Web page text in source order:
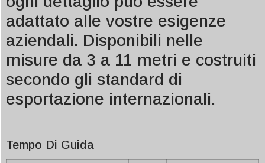
adattato alle vostre esigenze
aziendali. Disponibili nelle
misure da 3 a 11 metri e costruiti
secondo gli standard di
esportazione internazionali.
Tempo Di Guida